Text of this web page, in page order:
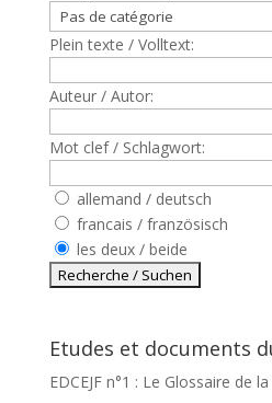
Plein texte / Volltext:
Auteur / Autor:
Mot clef / Schlagwort:
allemand / deutsch
francais / französisch
les deux / beide
Etudes et documents
EDCEJF n°1 : Le Glossaire de